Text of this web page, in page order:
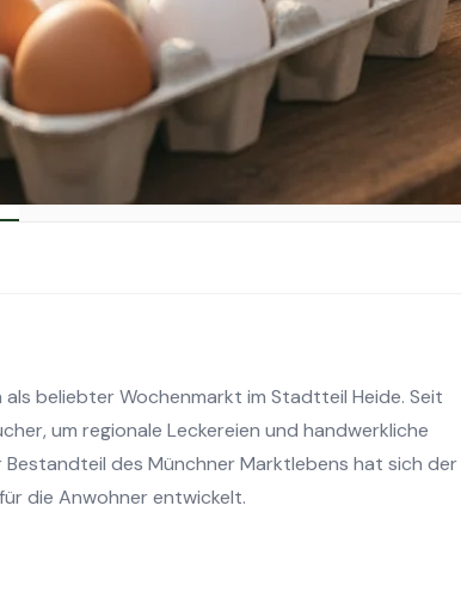
München
beliebter Wochenmarkt im Stadtteil Heide. Seit
um regionale Leckereien und handwerkliche
des Münchner Marktlebens hat sich der
die Anwohner entwickelt.